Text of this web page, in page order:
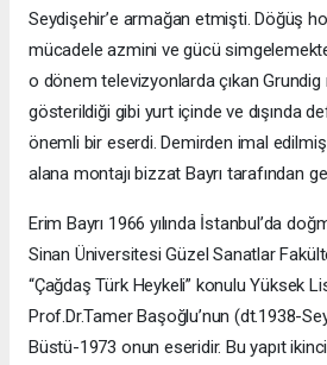
Seydişehir’e armağan etmişti. Döğüş
mücadele azmini ve gücü simgelemekte
o dönem televizyonlarda çıkan
gösterildiği gibi yurt içinde ve dışında
önemli bir eserdi. Demirden imal
alana montajı bizzat Bayrı tarafından
Erim Bayrı 1966 yılında İstanbul’da
Sinan Üniversitesi Güzel Sanatlar
“Çağdaş Türk Heykeli” konulu Yüksek
Prof.Dr.Tamer Başoğlu’nun (dt.1938-
Büstü-1973 onun eseridir. Bu yapıt